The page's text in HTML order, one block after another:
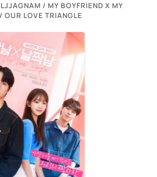
/ MY BOYFRIEND X MY
OUR LOVE TRIANGLE